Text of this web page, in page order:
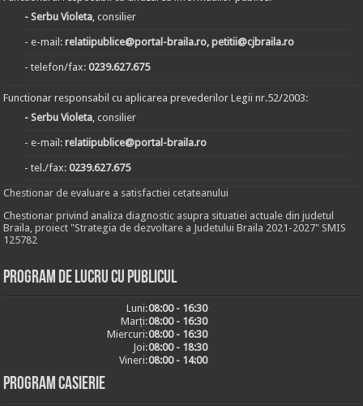
- Serbu Violeta, consilier
- e-mail:relatiipublice@portal-braila.ro, petitii@cjbraila.ro
- telefon/fax:0239.627.675
Functionar responsabil cu aplicarea prevederilor Legii nr.52/2003:
- Serbu Violeta, consilier
- e-mail:relatiipublice@portal-braila.ro
- tel./fax:0239.627.675
Chestionar de evaluare a satisfactiei cetateanului
Chestionar privind analiza diagnostic asupra situatiei actuale din judetul
Braila, proiect "Strategia de dezvoltare a Judetului Braila 2021-2027" SMIS
125782
Program de lucru cu publicul
Luni:08:00 - 16:30
Marți:08:00 - 16:30
Miercuri:08:00 - 16:30
Joi:08:00 - 18:30
Vineri:08:00 - 14:00
Program casierie